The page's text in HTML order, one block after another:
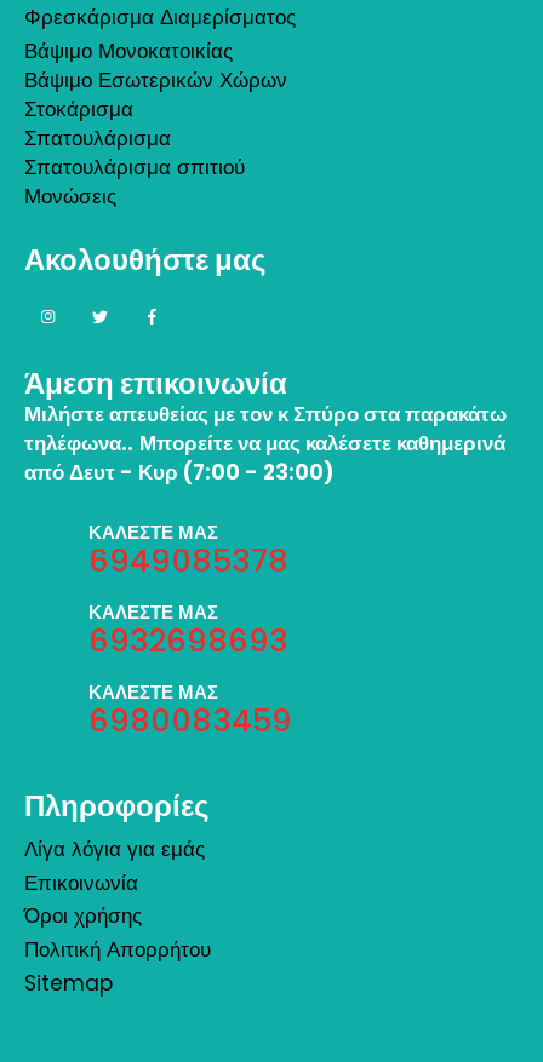
Φρεσκάρισμα Διαμερίσματος
Βάψιμο Μονοκατοικίας
Βάψιμο Εσωτερικών Χώρων
Στοκάρισμα
Σπατουλάρισμα
Σπατουλάρισμα σπιτιού
Μονώσεις
Ακολουθήστε μας
Άμεση επικοινωνία
Μιλήστε απευθείας με τον κ Σπύρο στα παρακάτω
τηλέφωνα.. Μπορείτε να μας καλέσετε καθημερινά
από Δευτ - Κυρ (7:00 - 23:00)
ΚΑΛΕΣΤΕ ΜΑΣ
6949085378
ΚΑΛΕΣΤΕ ΜΑΣ
6932698693
ΚΑΛΕΣΤΕ ΜΑΣ
6980083459
Πληροφορίες
Λίγα λόγια για εμάς
Επικοινωνία
Όροι χρήσης
Πολιτική Απορρήτου
Sitemap